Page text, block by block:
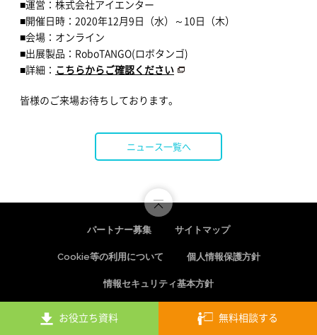
■運営：株式会社アイエンター
■開催日時：2020年12月9日（水）～10日（木）
■会場：オンライン
■出展製品：RoboTANGO(ロボタンゴ)
■詳細： こちらからご確認ください
皆様のご来場お待ちしております。
ニュース一覧へ
お役立ち資料 無料相談する
パートナー募集 サイトマップ
Cookie等の利用について 個人情報保護方針
情報セキュリティ基本方針
Copyright © Startia Technos, Inc. All rights reserved.